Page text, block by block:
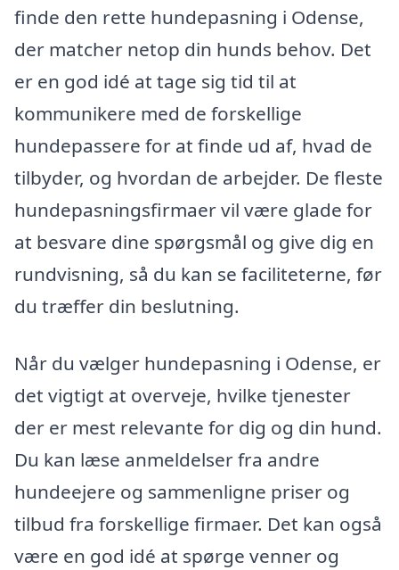
finde den rette hundepasning i Odense,
der matcher netop din hunds behov. Det
er en god idé at tage sig tid til at
kommunikere med de forskellige
hundepassere for at finde ud af, hvad de
tilbyder, og hvordan de arbejder. De fleste
hundepasningsfirmaer vil være glade for
at besvare dine spørgsmål og give dig en
rundvisning, så du kan se faciliteterne, før
du træffer din beslutning.
Når du vælger hundepasning i Odense, er
det vigtigt at overveje, hvilke tjenester
der er mest relevante for dig og din hund.
Du kan læse anmeldelser fra andre
hundeejere og sammenligne priser og
tilbud fra forskellige firmaer. Det kan også
være en god idé at spørge venner og